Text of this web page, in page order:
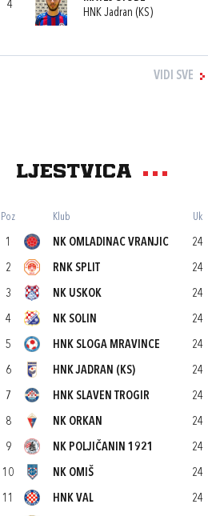
4
HNK Jadran (KS)
VIDI SVE
Ljestvica
Poz Klub Uk
1 NK OMLADINAC VRANJIC 24
2 RNK SPLIT 24
3 NK USKOK 24
4 NK SOLIN 24
5 HNK SLOGA MRAVINCE 24
6 HNK JADRAN (KS) 24
7 HNK SLAVEN TROGIR 24
8 NK ORKAN 24
9 NK POLJIČANIN 1921 24
10 NK OMIŠ 24
11 HNK VAL 24